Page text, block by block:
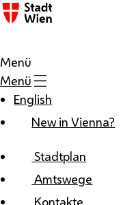
Zum Inhalt
Menü
Menü
English
New in Vienna?
Stadtplan
Amtswege
Kontakte